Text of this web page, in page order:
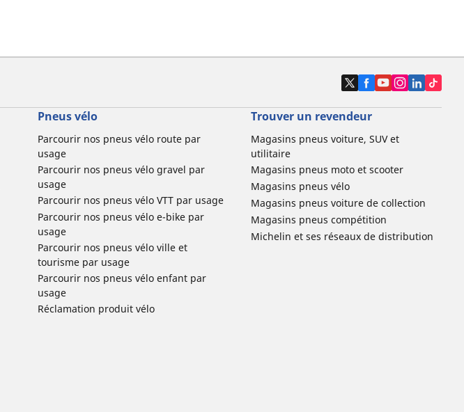
Pneus vélo
Parcourir nos pneus vélo route par
usage
Parcourir nos pneus vélo gravel par
usage
Parcourir nos pneus vélo VTT par usage
Parcourir nos pneus vélo e-bike par
usage
Parcourir nos pneus vélo ville et
tourisme par usage
Parcourir nos pneus vélo enfant par
usage
Réclamation produit vélo
Trouver un revendeur
Magasins pneus voiture, SUV et
utilitaire
Magasins pneus moto et scooter
Magasins pneus vélo
Magasins pneus voiture de collection
Magasins pneus compétition
Michelin et ses réseaux de distribution